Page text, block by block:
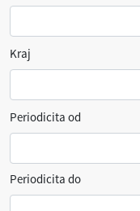
Kraj
Periodicita od
Periodicita do